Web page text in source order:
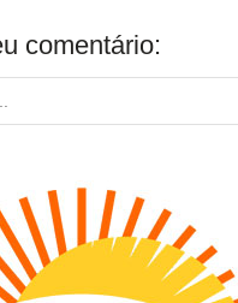
comentário: